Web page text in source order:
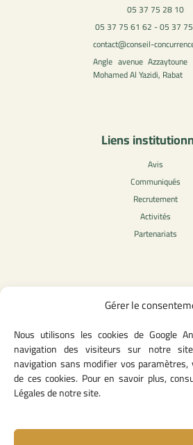
Gérer le
Nous utilisons les cookies de Google
navigation des visiteurs sur notre
navigation sans modifier vos paramètres,
de ces cookies. Pour en savoir plus,
Légales de notre site.
05 37 75 28 10
05 37 75 61 62 - 05 37
contact@conseil-
Angle avenue
Mohamed Al Yazidi, Rabat
Liens
Avis
Communiqués
Recrutement
Activités
Partenariats
Contenu légale
CGU
Mentions légales
Politique des cookies
Lien utiles